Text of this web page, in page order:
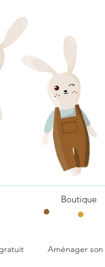
Boutique
Aménager son